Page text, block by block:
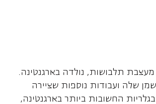
תלבושות, נולדה בארגנטינה.
השמן שלה ועבודות נוספות שציירה
החשובות ביותר בארגנטינה,